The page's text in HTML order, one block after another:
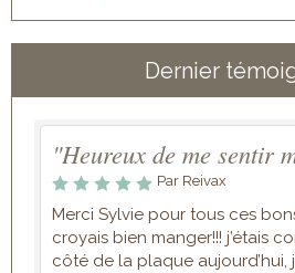
Dernier
"Heureux de me sentir
Par Reivax
Merci Sylvie pour tous ces
croyais bien manger!!! j’étais
côté de la plaque aujourd’hui,